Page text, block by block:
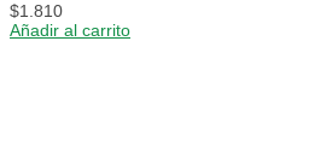
$1.810
Añadir al carrito